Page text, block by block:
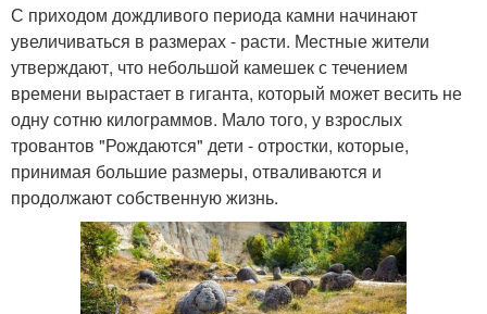
С приходом дождливого периода камни начинают
увеличиваться в размерах - расти. Местные жители
утверждают, что небольшой камешек с течением
времени вырастает в гиганта, который может весить не
одну сотню килограммов. Мало того, у взрослых
тровантов "Рождаются" дети - отростки, которые,
принимая большие размеры, отваливаются и
продолжают собственную жизнь.